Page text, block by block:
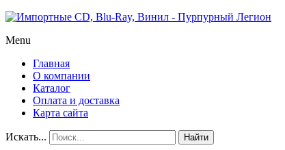
Menu
Главная
О компании
Каталог
Оплата и доставка
Карта сайта
Искать... Найти